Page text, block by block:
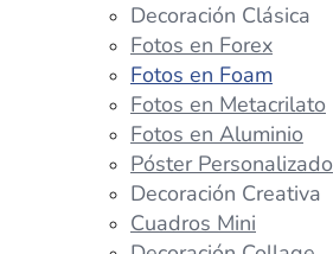
Decoración Clásica
Fotos en Forex
Fotos en Foam
Fotos en Metacrilato
Fotos en Aluminio
Póster Personalizado
Decoración Creativa
Cuadros Mini